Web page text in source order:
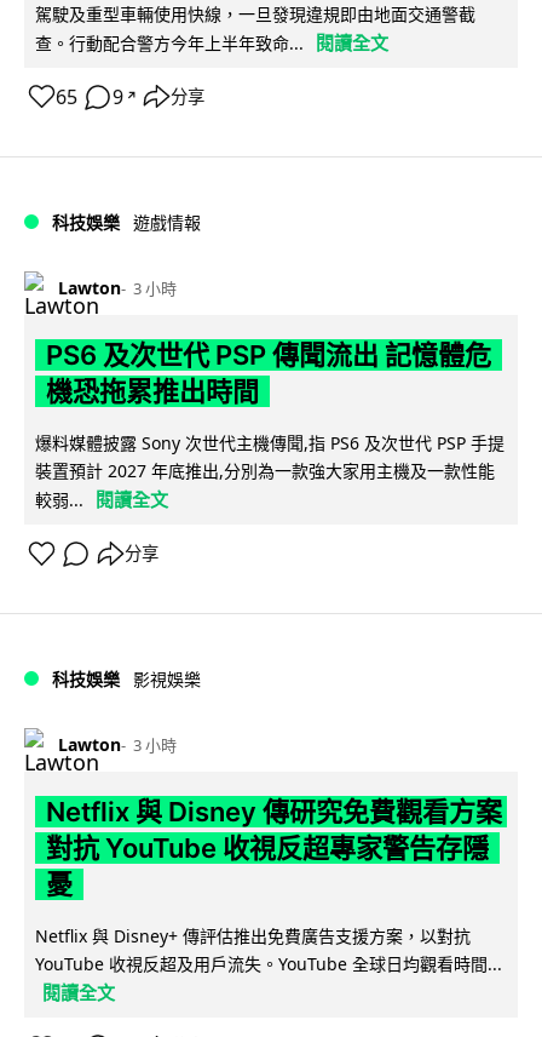
駕駛及重型車輛使用快線，一旦發現違規即由地面交通警截
查。行動配合警方今年上半年致命...
閱讀全文
65 9 ↗ 分享
科技娛樂 遊戲情報
Lawton 3 小時
PS6 及次世代 PSP 傳聞流出 記憶體危
機恐拖累推出時間
爆料媒體披露 Sony 次世代主機傳聞,指 PS6 及次世代 PSP 手提
裝置預計 2027 年底推出,分別為一款強大家用主機及一款性能
較弱...
閱讀全文
分享
科技娛樂 影視娛樂
Lawton 3 小時
Netflix 與 Disney 傳研究免費觀看方案
對抗 YouTube 收視反超專家警告存隱
憂
Netflix 與 Disney+ 傳評估推出免費廣告支援方案，以對抗
YouTube 收視反超及用戶流失。YouTube 全球日均觀看時間...
閱讀全文